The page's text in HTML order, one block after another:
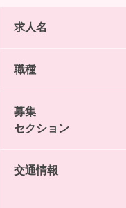
求人名
職種
募集
セクション
交通情報